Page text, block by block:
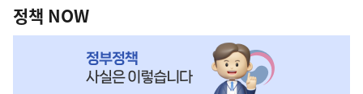
책
NOW,
정책 NOW